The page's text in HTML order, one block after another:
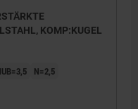
KOMP:KUGEL
N=2,5